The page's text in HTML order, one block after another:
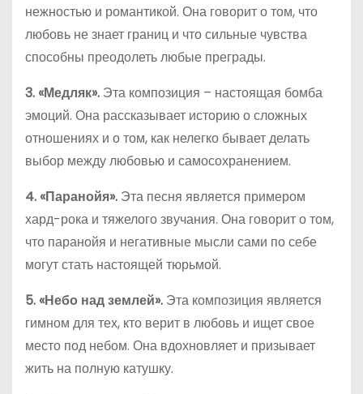
нежностью и романтикой. Она говорит о том, что
любовь не знает границ и что сильные чувства
способны преодолеть любые преграды.
3. «Медляк». Эта композиция – настоящая бомба
эмоций. Она рассказывает историю о сложных
отношениях и о том, как нелегко бывает делать
выбор между любовью и самосохранением.
4. «Паранойя». Эта песня является примером
хард-рока и тяжелого звучания. Она говорит о том,
что паранойя и негативные мысли сами по себе
могут стать настоящей тюрьмой.
5. «Небо над землей». Эта композиция является
гимном для тех, кто верит в любовь и ищет свое
место под небом. Она вдохновляет и призывает
жить на полную катушку.